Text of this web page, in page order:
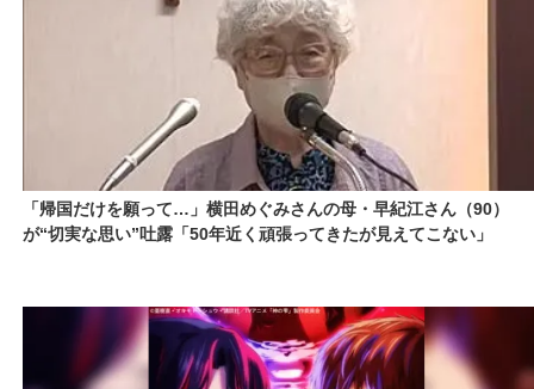
「帰国だけを願って…」横田めぐみさんの母・早紀江さん（90）
が“切実な思い”吐露「50年近く頑張ってきたが見えてこない」